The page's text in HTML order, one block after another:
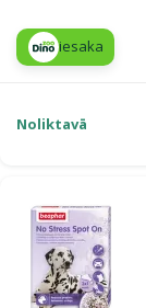
iesaka
Noliktavā